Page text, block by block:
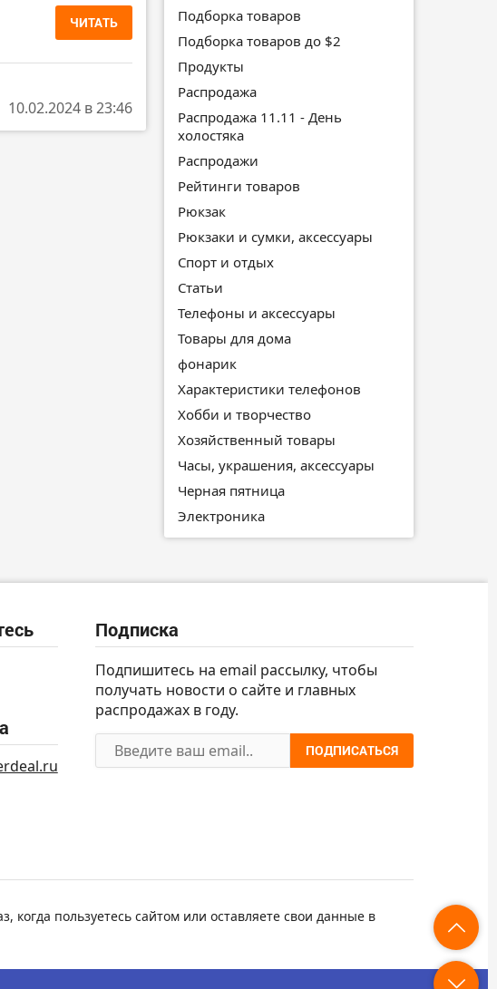
ЧИТАТЬ
10.02.2024 в 23:46
Подборка товаров
Подборка товаров до $2
Продукты
Распродажа
Распродажа 11.11 - День
холостяка
Распродажи
Рейтинги товаров
Рюкзак
Рюкзаки и сумки, аксессуары
Спорт и отдых
Статьи
Телефоны и аксессуары
Товары для дома
фонарик
Характеристики телефонов
Хобби и творчество
Хозяйственный товары
Часы, украшения, аксессуары
Черная пятница
Электроника
Подписка
Подпишитесь на email рассылку, чтобы
получать новости о сайте и главных
распродажах в году.
ПОДПИСАТЬСЯ
когда пользуетесь сайтом или оставляете свои данные в